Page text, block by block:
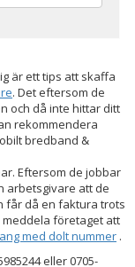
är ett tips att skaffa
. Det eftersom de
och då inte hittar ditt
rekommendera
bredband &
Eftersom de jobbar
arbetsgivare att de
får då en faktura trots
meddela företaget att
med dolt nummer .
eller 0705-